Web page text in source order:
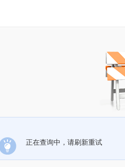
正在查询中，请刷新重试